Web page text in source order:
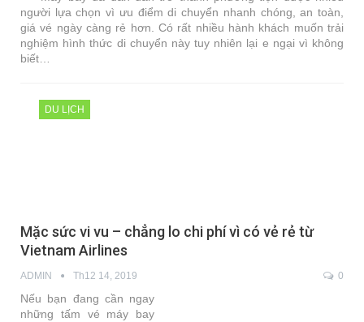
người lựa chọn vì ưu điểm di chuyển nhanh chóng, an toàn,
giá vé ngày càng rẻ hơn. Có rất nhiều hành khách muốn trải
nghiệm hình thức di chuyển này tuy nhiên lại e ngại vì không
biết…
DU LỊCH
Mặc sức vi vu – chẳng lo chi phí vì có vẻ rẻ từ
Vietnam Airlines
ADMIN Th12 14, 2019 0
Nếu bạn đang cần ngay
những tấm vé máy bay